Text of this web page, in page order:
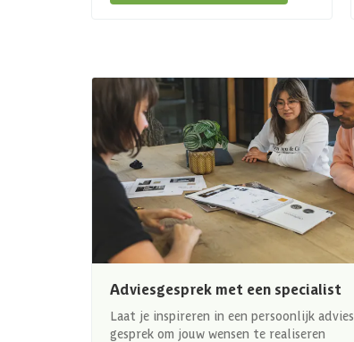
Adviesgesprek met een specialist
Laat je inspireren in een persoonlijk advies
gesprek om jouw wensen te realiseren